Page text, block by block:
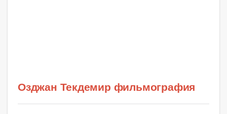
Озджан Текдемир фильмография